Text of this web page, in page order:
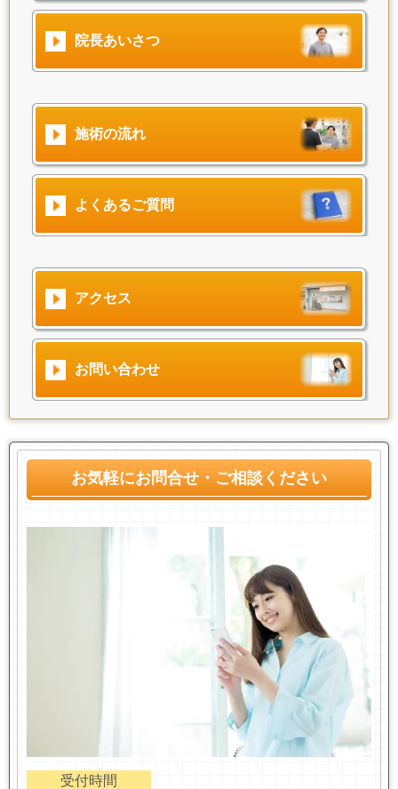
院長あいさつ
施術の流れ
よくあるご質問
アクセス
お問い合わせ
お気軽にお問合せ・ご相談ください
受付時間